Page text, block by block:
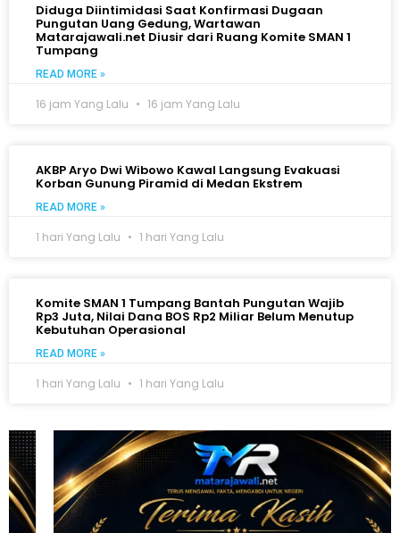
Diduga Diintimidasi Saat Konfirmasi Dugaan
Pungutan Uang Gedung, Wartawan
Matarajawali.net Diusir dari Ruang Komite SMAN 1
Tumpang
READ MORE »
16 jam Yang Lalu 16 jam Yang Lalu
AKBP Aryo Dwi Wibowo Kawal Langsung Evakuasi
Korban Gunung Piramid di Medan Ekstrem
READ MORE »
1 hari Yang Lalu 1 hari Yang Lalu
Komite SMAN 1 Tumpang Bantah Pungutan Wajib
Rp3 Juta, Nilai Dana BOS Rp2 Miliar Belum Menutup
Kebutuhan Operasional
READ MORE »
1 hari Yang Lalu 1 hari Yang Lalu